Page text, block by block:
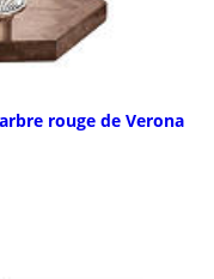
rouge de Verona